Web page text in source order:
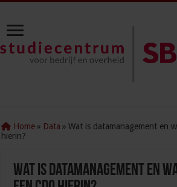
Home » Data » Wat is datamanagement en
hierin?
Wat is datamanagement en